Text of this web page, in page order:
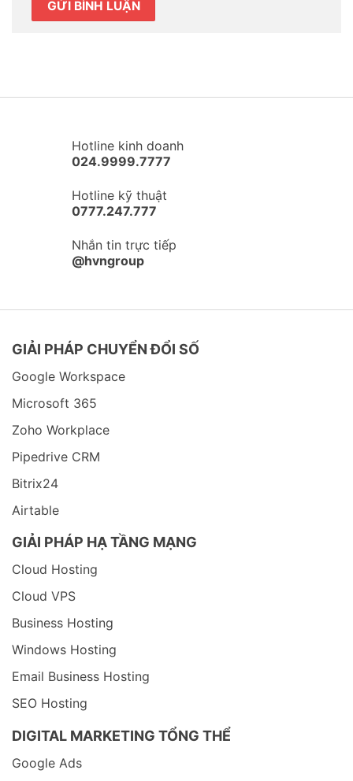
Hotline kinh doanh
024.9999.7777
Hotline kỹ thuật
0777.247.777
Nhắn tin trực tiếp
@hvngroup
GIẢI PHÁP CHUYỂN ĐỔI SỐ
Google Workspace
Microsoft 365
Zoho Workplace
Pipedrive CRM
Bitrix24
Airtable
GIẢI PHÁP HẠ TẦNG MẠNG
Cloud Hosting
Cloud VPS
Business Hosting
Windows Hosting
Email Business Hosting
SEO Hosting
DIGITAL MARKETING TỔNG THỂ
Google Ads